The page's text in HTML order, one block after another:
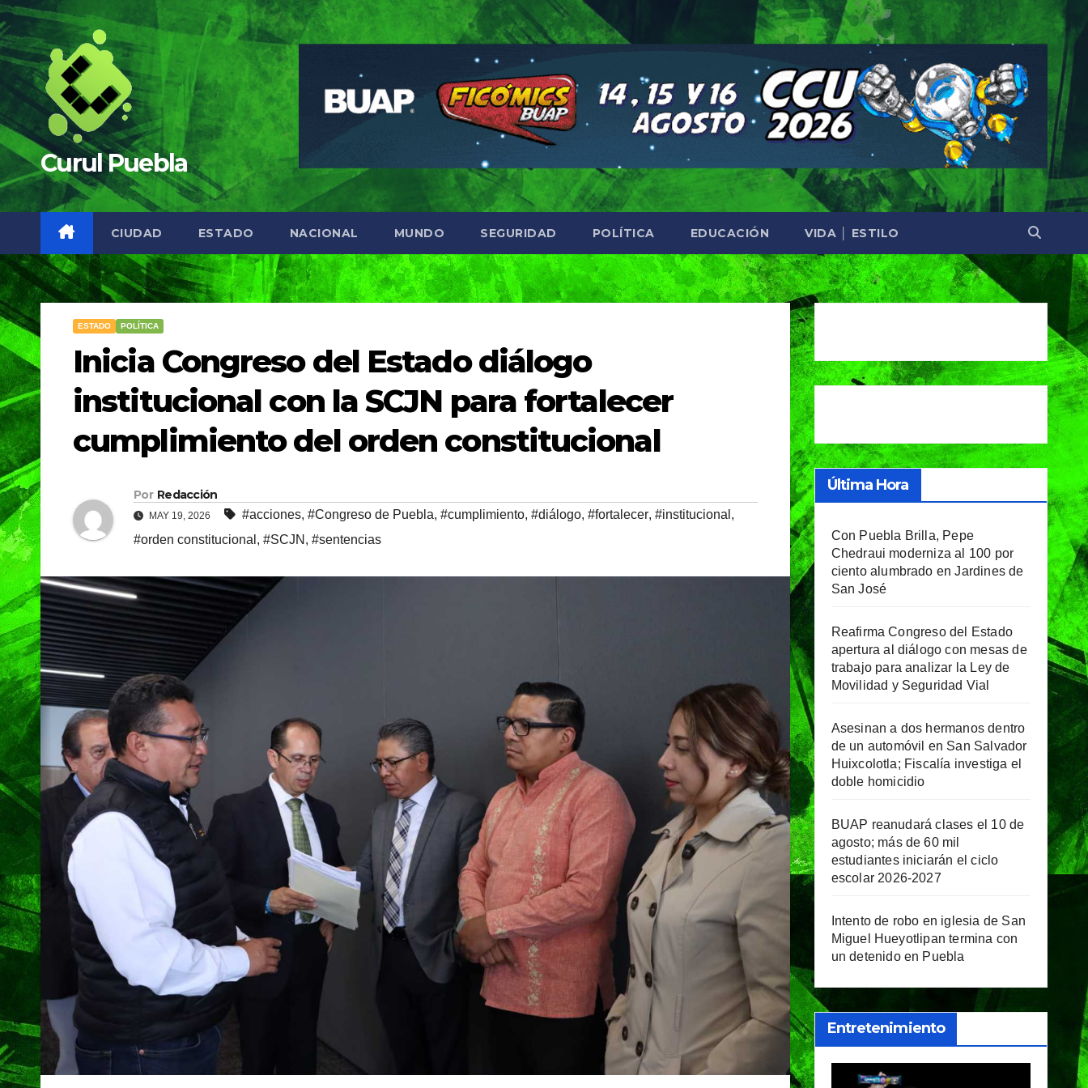
Saltar
al
contenido
Curul Puebla
CIUDAD ESTADO NACIONAL MUNDO SEGURIDAD POLÍTICA EDUCACIÓN VIDA │ ESTILO
ESTADO POLÍTICA
Inicia Congreso del Estado diálogo
institucional con la SCJN para fortalecer
cumplimiento del orden constitucional
Por Redacción
MAY 19, 2026 #acciones, #Congreso de Puebla, #cumplimiento, #diálogo, #fortalecer, #institucional ,
#orden constitucional , #SCJN , #sentencias
Última Hora
Con Puebla Brilla, Pepe
Chedraui moderniza al 100 por
ciento alumbrado en Jardines de
San José
Reafirma Congreso del Estado
apertura al diálogo con mesas de
trabajo para analizar la Ley de
Movilidad y Seguridad Vial
Asesinan a dos hermanos dentro
de un automóvil en San Salvador
Huixcolotla; Fiscalía investiga el
doble homicidio
BUAP reanudará clases el 10 de
agosto; más de 60 mil
estudiantes iniciarán el ciclo
escolar 2026-2027
Intento de robo en iglesia de San
Miguel Hueyotlipan termina con
un detenido en Puebla
Entretenimiento